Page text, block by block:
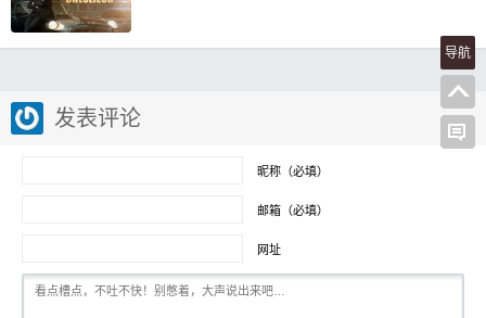
发表评论
昵称（必填）
邮箱（必填）
网址
导航